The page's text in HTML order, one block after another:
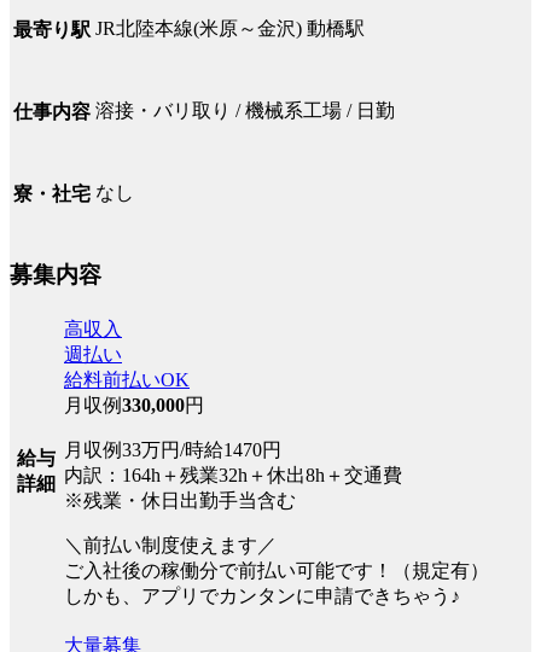
最寄り駅 JR北陸本線(米原～金沢) 動橋駅
仕事内容 溶接・バリ取り / 機械系工場 / 日勤
寮・社宅 なし
募集内容
給与
詳細
高収入
週払い
給料前払いOK
月収例330,000円
月収例33万円/時給1470円
内訳：164h＋残業32h＋休出8h＋交通費
※残業・休日出勤手当含む
＼前払い制度使えます／
ご入社後の稼働分で前払い可能です！（規定有）
しかも、アプリでカンタンに申請できちゃう♪
大量募集